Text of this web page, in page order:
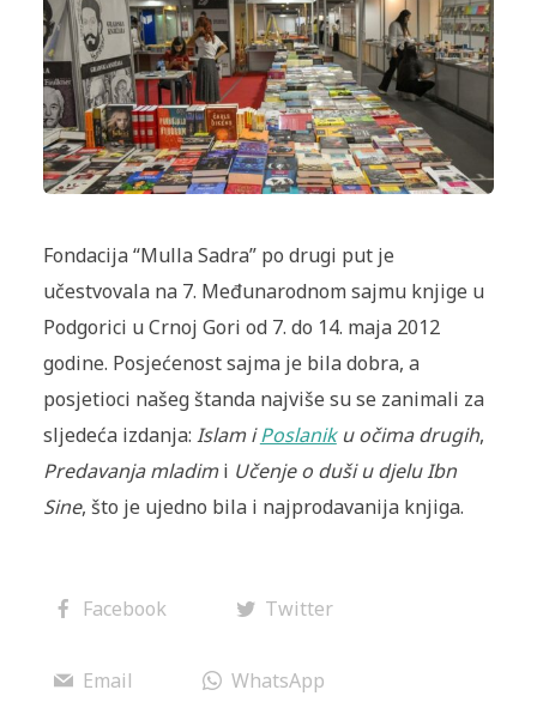
Fondacija “Mulla Sadra” po drugi put je
učestvovala na 7. Međunarodnom sajmu knjige u
Podgorici u Crnoj Gori od 7. do 14. maja 2012
godine. Posjećenost sajma je bila dobra, a
posjetioci našeg štanda najviše su se zanimali za
sljedeća izdanja: Islam iPoslaniku očima drugih,
Predavanja mladimi Učenje o duši u djelu Ibn
Sine, što je ujedno bila i najprodavanija knjiga.
Facebook Twitter
Email WhatsApp